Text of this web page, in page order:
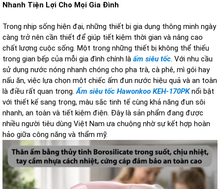
Nhanh Tiện Lợi Cho Mọi Gia Đình
Trong nhịp sống hiện đại, những thiết bị gia dụng thông minh ngày
càng trở nên cần thiết để giúp tiết kiệm thời gian và nâng cao
chất lượng cuộc sống. Một trong những thiết bị không thể thiếu
trong gian bếp của mỗi gia đình chính là ấm siêu tốc. Với nhu cầu
sử dụng nước nóng nhanh chóng cho pha trà, cà phê, mì gói hay
nấu ăn, việc lựa chọn một chiếc ấm đun nước hiệu quả và an toàn
là điều rất quan trọng.Ấm siêu tốc Hawonkoo KEH-170PKnổi bật
với thiết kế sang trọng, màu sắc tinh tế cùng khả năng đun sôi
nhanh, an toàn và tiết kiệm điện. Đây là sản phẩm đang được
nhiều người tiêu dùng Việt Nam ưa chuộng nhờ sự kết hợp hoàn
hảo giữa công năng và thẩm mỹ.